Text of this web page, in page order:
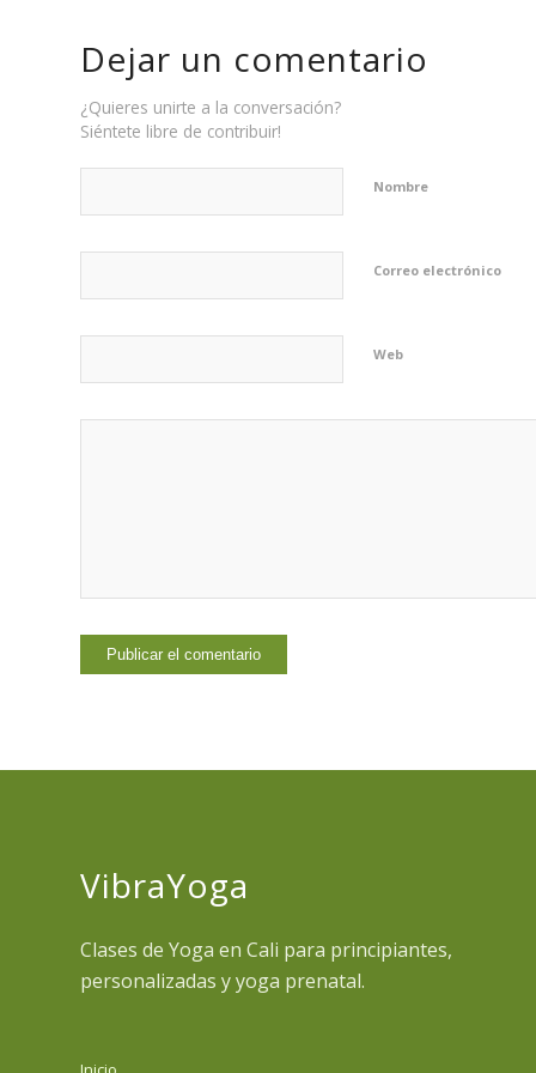
Dejar un comentario
¿Quieres unirte a la conversación?
Siéntete libre de contribuir!
Nombre
Correo electrónico
Web
VibraYoga
Clases de Yoga en Cali para principiantes,
personalizadas y yoga prenatal.